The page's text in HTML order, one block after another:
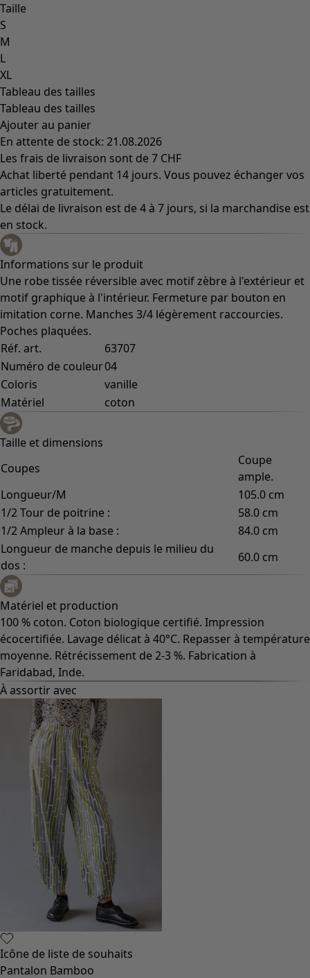
Taille
S
M
L
XL
Tableau des tailles
Tableau des tailles
Ajouter au panier
En attente de stock: 21.08.2026
Les frais de livraison sont de 7 CHF
Achat liberté pendant 14 jours. Vous pouvez échanger vos
articles gratuitement.
Le délai de livraison est de 4 à 7 jours, si la marchandise est
en stock.
Informations sur le produit
Une robe tissée réversible avec motif zèbre à l'extérieur et
motif graphique à l'intérieur. Fermeture par bouton en
imitation corne. Manches 3/4 légèrement raccourcies.
Poches plaquées.
Réf. art.
63707
Numéro de couleur04
Coloris
vanille
Matériel
coton
Taille et dimensions
Coupes
Coupe
ample.
Longueur/M
105.0 cm
1/2 Tour de poitrine :
58.0 cm
1/2 Ampleur à la base :
84.0 cm
Longueur de manche depuis le milieu du
dos :
60.0 cm
Matériel et production
100 % coton. Coton biologique certifié. Impression
écocertifiée. Lavage délicat à 40°C. Repasser à température
moyenne. Rétrécissement de 2-3 %. Fabrication à
Faridabad, Inde.
À assortir avec
Icône de liste de souhaits
Pantalon Bamboo